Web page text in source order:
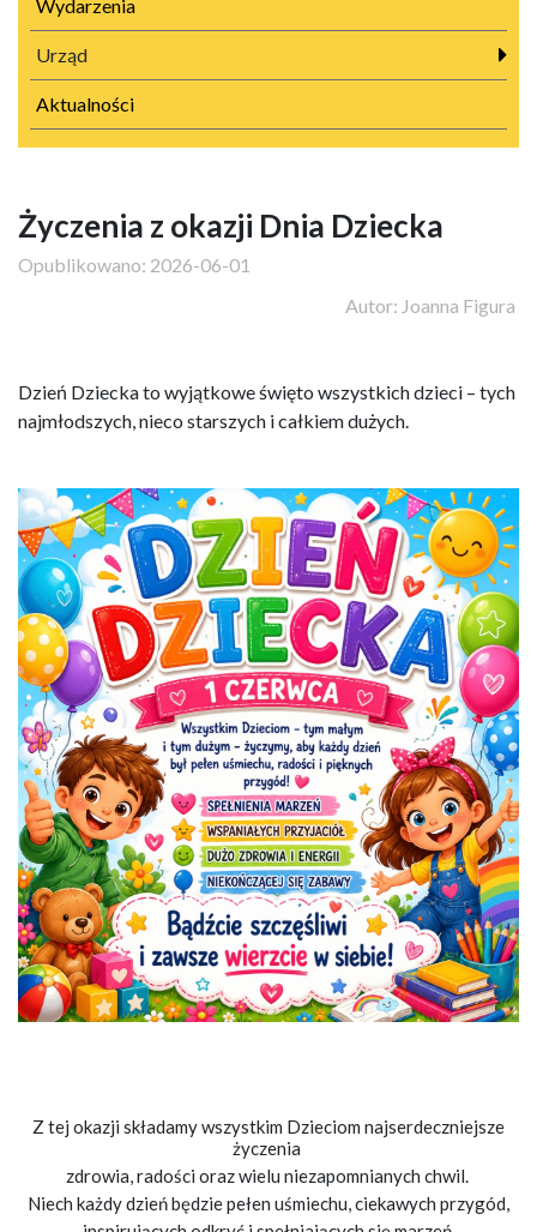
Wydarzenia
Urząd
Aktualności
Życzenia z okazji Dnia Dziecka
Opublikowano: 2026-06-01
Autor: Joanna Figura
Dzień Dziecka to wyjątkowe święto wszystkich dzieci – tych
najmłodszych, nieco starszych i całkiem dużych.
Z tej okazji składamy wszystkim Dzieciom najserdeczniejsze
życzenia
zdrowia, radości oraz wielu niezapomnianych chwil.
Niech każdy dzień będzie pełen uśmiechu, ciekawych przygód,